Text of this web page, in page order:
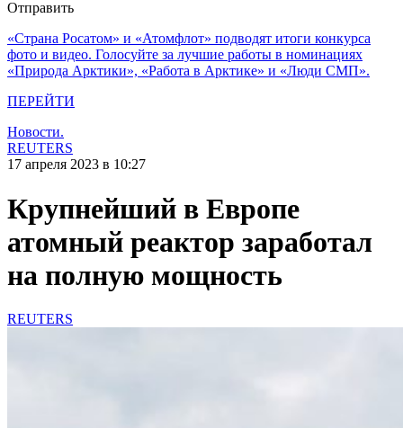
Отправить
«Страна Росатом» и «Атомфлот» подводят итоги конкурса
фото и видео. Голосуйте за лучшие работы в номинациях
«Природа Арктики», «Работа в Арктике» и «Люди СМП».
ПЕРЕЙТИ
Новости.
REUTERS
17 апреля 2023 в 10:27
Крупнейший в Европе
атомный реактор заработал
на полную мощность
REUTERS